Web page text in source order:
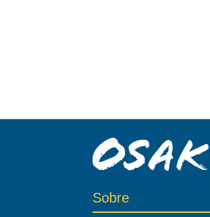
Sobre